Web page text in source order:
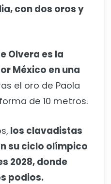
con dos oros y
Olvera es la
México en una
el oro de Paola
de 10 metros.
los clavadistas
su ciclo olímpico
2028, donde
podios.